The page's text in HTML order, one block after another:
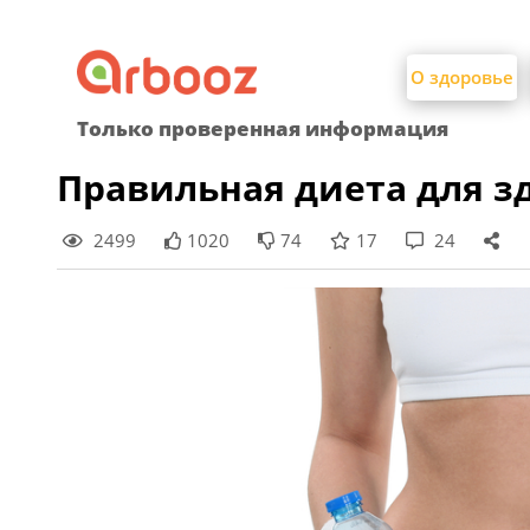
content
О здоровье
Только проверенная информация
Правильная диета для
2499 1020 74 17 24